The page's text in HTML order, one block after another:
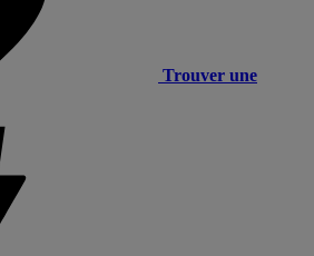
Trouver une